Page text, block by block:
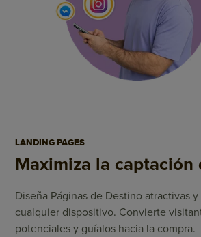
LANDING PAGES
Maximiza la captación
Diseña Páginas de Destino atractivas
cualquier dispositivo. Convierte
potenciales y guíalos hacia la compra.